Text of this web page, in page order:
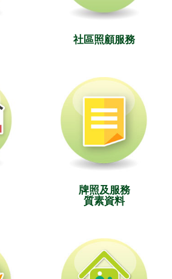
社區照顧服務
牌照及服務
質素資料